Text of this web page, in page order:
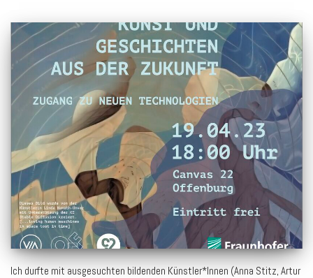
Ich durfte mit ausgesuchten bildenden Künstler*Innen (Anna Stitz, Artur